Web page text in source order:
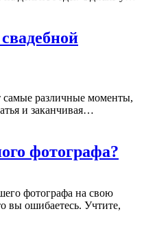
самые различные моменты,
и заканчивая…
фотографа?
фотографа на свою
вы ошибаетесь. Учтите,